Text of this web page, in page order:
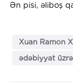
Ən pisi, əliboş
Xuan Ramon
ədəbiyyat